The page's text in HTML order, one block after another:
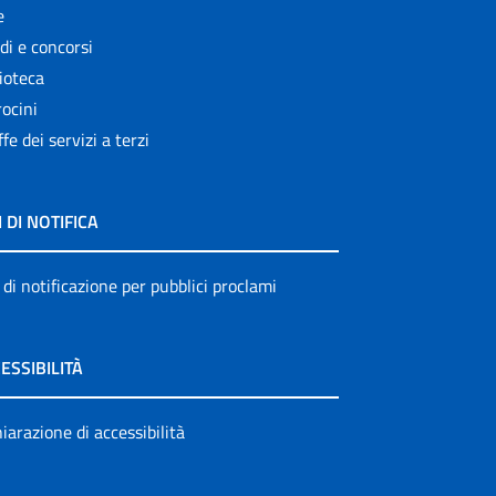
e concorsi
dei servizi a terzi
DI NOTIFICA
notificazione per pubblici proclami
di accessibilità